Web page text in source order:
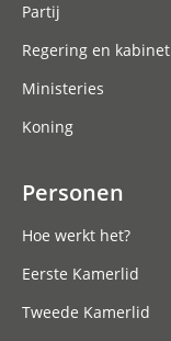
Partij
Regering en kabinet
Ministeries
Koning
Personen
Hoe werkt het?
Eerste Kamerlid
Tweede Kamerlid